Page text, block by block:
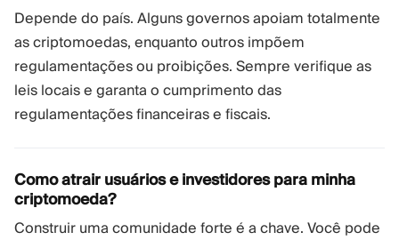
Depende do país. Alguns governos apoiam totalmente
as criptomoedas, enquanto outros impõem
regulamentações ou proibições. Sempre verifique as
leis locais e garanta o cumprimento das
regulamentações financeiras e fiscais.
Como atrair usuários e investidores para minha
criptomoeda?
Construir uma comunidade forte é a chave. Você pode